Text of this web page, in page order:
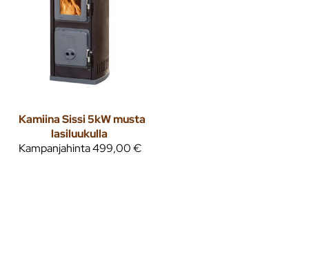
Kamiina Sissi 5kW musta
lasiluukulla
Kampanjahinta499,00 €